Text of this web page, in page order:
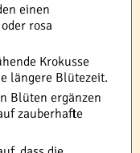
einen
rosa
Krokusse
längere Blütezeit.
Blüten ergänzen
zauberhafte